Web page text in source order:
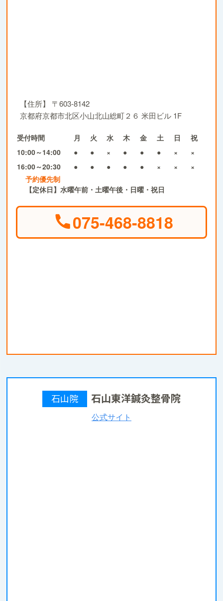
【住所】
〒603-8142
京都府京都市北区小山北山総町２６ 米田ビル 1F
受付時間 月 火 水 木 金 土 日
祝
10:00～14:00
● ● × ● ● ● ×
×
16:00～20:30
● ● ● ● ● × ×
×
予約優先制
【定休日】水曜午前・土曜午後・日曜・祝日
075-468-8818
石山院 石山東洋鍼灸整骨院
公式サイト